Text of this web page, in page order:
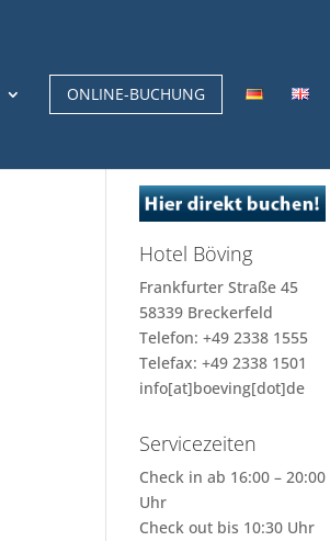
ONLINE-BUCHUNG
Hotel Böving
Frankfurter Straße 45
58339 Breckerfeld
Telefon: +49 2338 1555
Telefax: +49 2338 1501
info[at]boeving[dot]de
Servicezeiten
Check in ab 16:00 – 20:00
Uhr
Check out bis 10:30 Uhr